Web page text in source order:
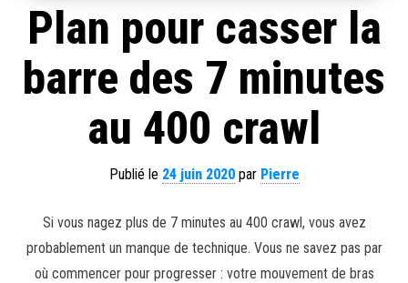
Plan pour casser la
barre des 7 minutes
au 400 crawl
Publié le 24 juin 2020par Pierre
Si vous nagez plus de 7 minutes au 400 crawl, vous avez
probablement un manque de technique. Vous ne savez pas par
où commencer pour progresser : votre mouvement de bras